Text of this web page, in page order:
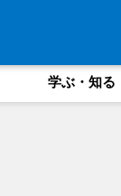
学ぶ・知る